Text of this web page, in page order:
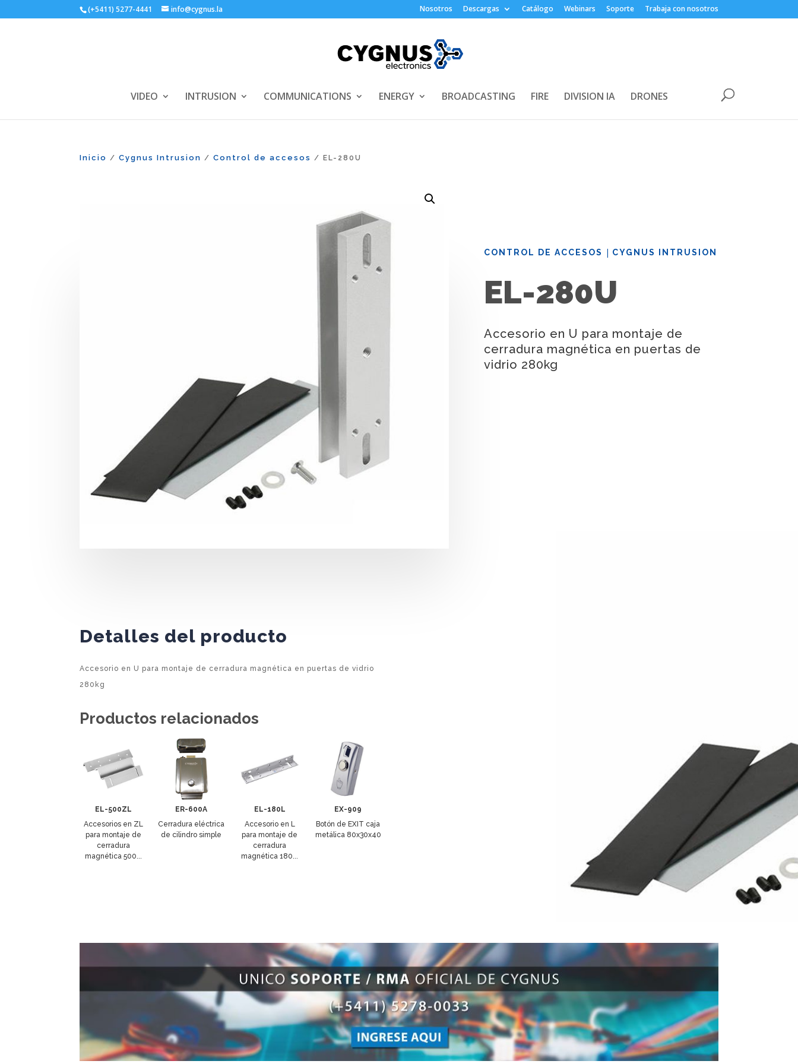
(+5411) 5277-4441 info@cygnus.la Nosotros Descargas Catálogo Webinars Soporte Trabaja con nosotros
VIDEO INTRUSION COMMUNICATIONS ENERGY BROADCASTING FIRE DIVISION IA DRONES
Inicio /Cygnus Intrusion /Control de accesos / EL-280U
CONTROL DE ACCESOS | CYGNUS INTRUSION
EL-280U
Accesorio en U para montaje de
cerradura magnética en puertas de
vidrio 280kg
Detalles del producto
Accesorio en U para montaje de cerradura magnética en puertas de vidrio
280kg
Productos relacionados
EL-500ZL
Accesorios en ZL
para montaje de
cerradura
magnética 500...
ER-600A
Cerradura eléctrica
de cilindro simple
EL-180L
Accesorio en L
para montaje de
cerradura
magnética 180...
EX-909
Botón de EXIT caja
metálica 80x30x40